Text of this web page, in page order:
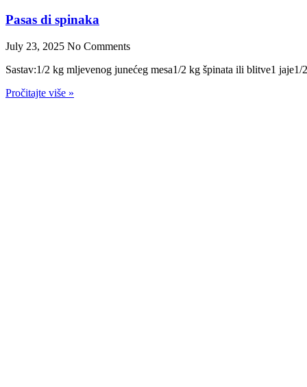
Pasas di spinaka
July 23, 2025 No Comments
Sastav:1/2 kg mljevenog junećeg mesa1/2 kg špinata ili blitve1 jaje1/2
Pročitajte više »